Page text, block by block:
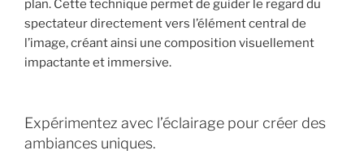
plan. Cette technique permet de guider le regard du
spectateur directement vers l’élément central de
l’image, créant ainsi une composition visuellement
impactante et immersive.
Expérimentez avec l’éclairage pour créer des
ambiances uniques.